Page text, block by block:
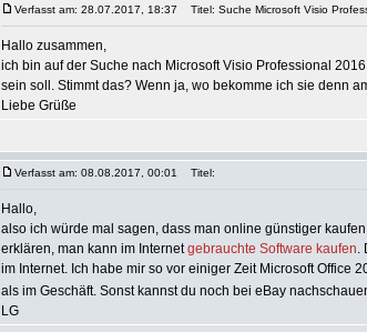
Verfasst am: 28.07.2017, 18:37 Titel: Suche Microsoft Visio
Hallo zusammen,
ich bin auf der Suche nach Microsoft Visio Professional
sein soll. Stimmt das? Wenn ja, wo bekomme ich sie denn
Liebe Grüße
Verfasst am: 08.08.2017, 00:01 Titel:
Hallo,
also ich würde mal sagen, dass man online günstiger
erklären, man kann im Internetgebrauchte Software kaufen.
im Internet. Ich habe mir so vor einiger Zeit Microsoft Office
als im Geschäft. Sonst kannst du noch bei eBay
LG